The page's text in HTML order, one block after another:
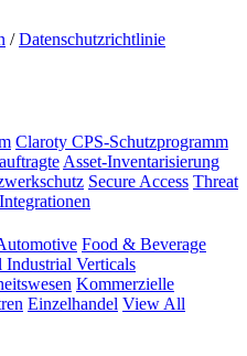
/ Datenschutzrichtlinie
Claroty CPS-Schutzprogramm
Asset-Inventarisierung
Secure Access Threat
Integrationen
Food & Beverage
Verticals
Kommerzielle
Einzelhandel View All